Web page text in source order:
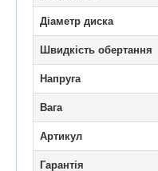
Діаметр диска
Швидкість обертання
Напруга
Вага
Артикул
Гарантія